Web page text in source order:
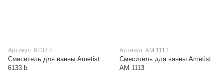
Артикул: 6133 b
Смеситель для ванны Ametist
6133 b
Артикул: АМ 1113
Смеситель для ванны Ametist
АМ 1113